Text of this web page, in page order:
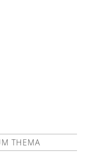
THEMA